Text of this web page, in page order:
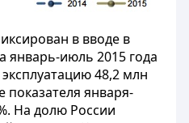
в вводе в
январь-июль 2015 года
48,2 млн
января-
На долю России